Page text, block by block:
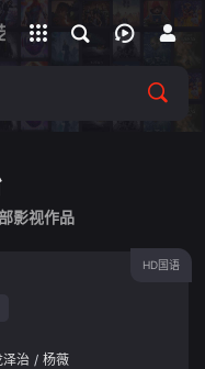
动漫 短剧
立即登录
影视作品
HD国语
泽治 / 杨薇